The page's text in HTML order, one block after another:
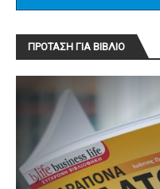
ΠΡΟΤΑΣΗ ΓΙΑ ΒΙΒΛΙΟ